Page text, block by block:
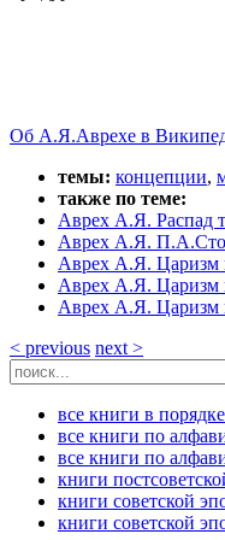
Об А.Я.Аврехе в
темы: концепции,
также по теме:
Аврех А.Я. Распад
Аврех А.Я.
Аврех А.Я. Царизм
Аврех А.Я. Царизм
Аврех А.Я. Царизм
< previous next >
все книги в
все книги по
все книги по
книги
книги советской
книги советской